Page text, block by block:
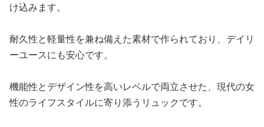
け込みます。
耐久性と軽量性を兼ね備えた素材で作られており、デイリ
ーユースにも安心です。
機能性とデザイン性を高いレベルで両立させた、現代の女
性のライフスタイルに寄り添うリュックです。